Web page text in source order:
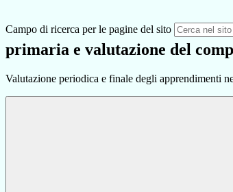
Campo di ricerca per le pagine del sito
primaria e valutazione del
Valutazione periodica e finale degli apprendimenti